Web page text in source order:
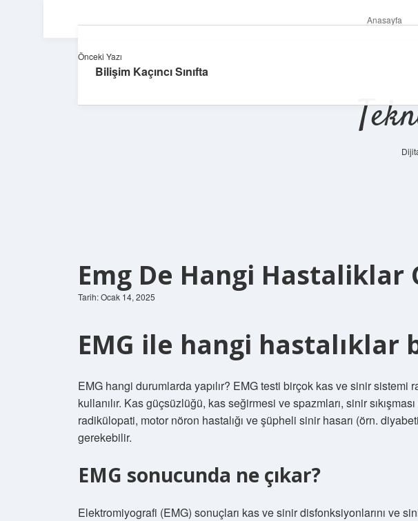
Anasayfa
Emg De Hangi Hastaliklar
Tarih: Ocak 14, 2025
EMG ile hangi hastalıklar
EMG hangi durumlarda yapılır? EMG testi birçok kas ve sinir sistemi
kullanılır. Kas güçsüzlüğü, kas seğirmesi ve spazmları, sinir
radikülopati, motor nöron hastalığı ve şüpheli sinir hasarı (örn.
gerekebilir.
EMG sonucunda ne çıkar?
Elektromiyografi (EMG) sonuçları kas ve sinir disfonksiyonlarını ve
Önceki Yazı
Bilişim Kaçıncı Sınıfta